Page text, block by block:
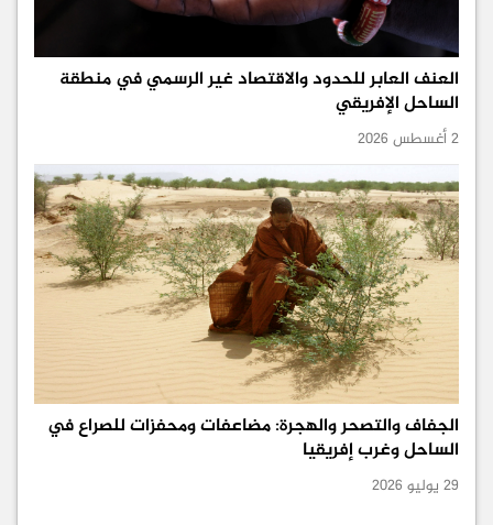
العنف العابر للحدود والاقتصاد غير الرسمي في منطقة
الساحل الإفريقي
2 أغسطس 2026
الجفاف والتصحر والهجرة: مضاعفات ومحفزات للصراع في
الساحل وغرب إفريقيا
29 يوليو 2026